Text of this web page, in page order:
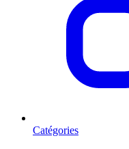
Catégories